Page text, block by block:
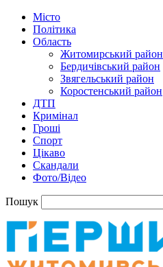
Місто
Політика
Область
Житомирський район
Бердичівський район
Звягельський район
Коростенський район
ДТП
Кримінал
Гроші
Спорт
Цікаво
Скандали
Фото/Відео
Пошук